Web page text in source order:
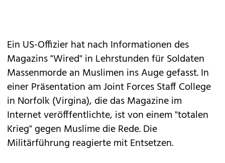
Ein US-Offizier hat nach Informationen des
Magazins "Wired" in Lehrstunden für Soldaten
Massenmorde an Muslimen ins Auge gefasst. In
einer Präsentation am Joint Forces Staff College
in Norfolk (Virgina), die das Magazine im
Internet veröfffentlichte, ist von einem "totalen
Krieg" gegen Muslime die Rede. Die
Militärführung reagierte mit Entsetzen.